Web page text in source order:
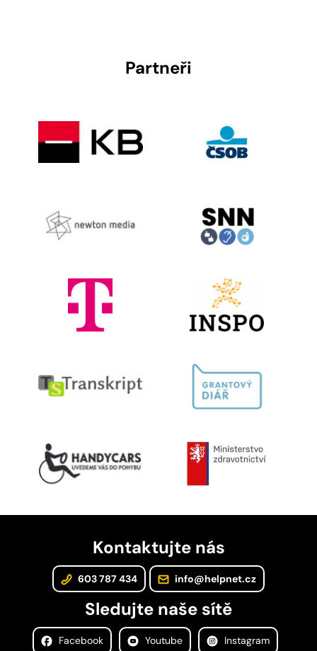
Partneři
Kontaktujte nás
603 787 434 info@helpnet.cz
Sledujte naše sítě
Facebook Youtube Instagram